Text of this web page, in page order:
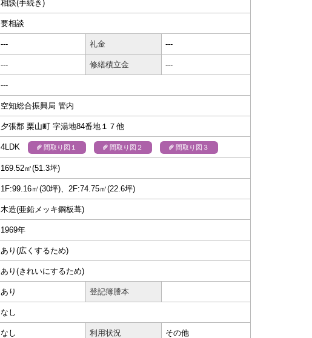
相談(手続き)
要相談
--- 礼金 ---
--- 修繕積立金 ---
---
空知総合振興局 管内
夕張郡 栗山町 字湯地84番地１７他
4LDK 間取り図１ 間取り図２ 間取り図３
169.52㎡(51.3坪)
1F:99.16㎡(30坪)、2F:74.75㎡(22.6坪)
木造(亜鉛メッキ鋼板葺)
1969年
あり(広くするため)
あり(きれいにするため)
あり 登記簿謄本
なし
なし 利用状況 その他